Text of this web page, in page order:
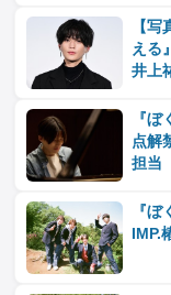
【
える
井上
『
点解
担当
『